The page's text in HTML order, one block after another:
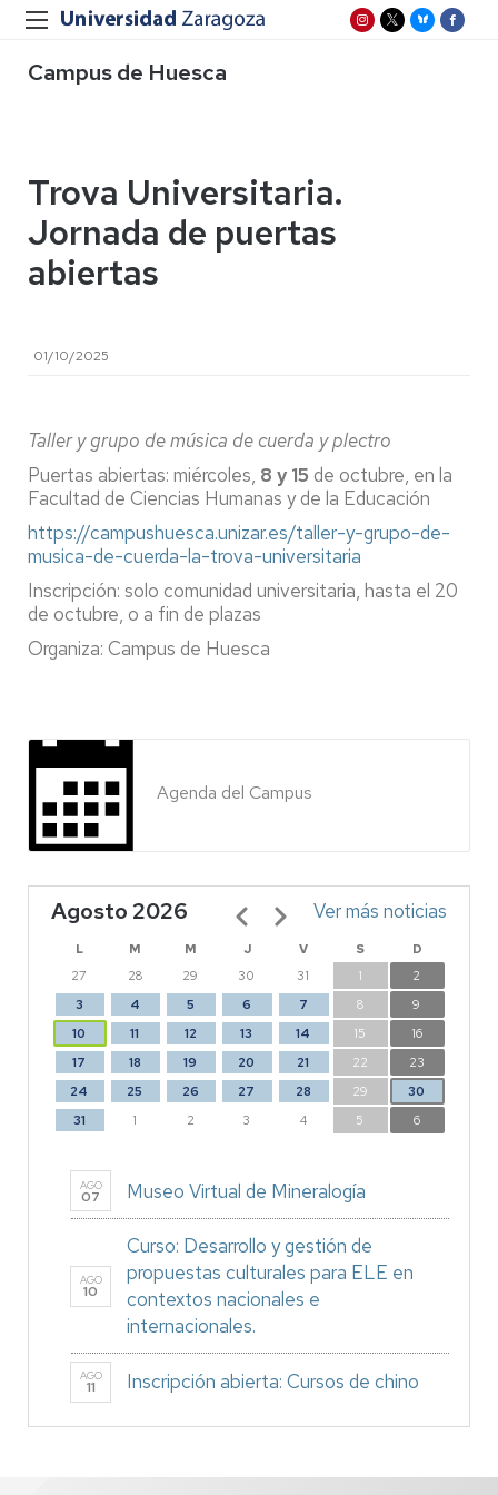
Campus de Huesca
Trova Universitaria.
Jornada de puertas
abiertas
01/10/2025
Taller y grupo de música de cuerda y plectro
Puertas abiertas: miércoles, 8 y 15 de octubre, en la
Facultad de Ciencias Humanas y de la Educación
https://campushuesca.unizar.es/taller-y-grupo-de-
musica-de-cuerda-la-trova-universitaria
Inscripción: solo comunidad universitaria, hasta el 20
de octubre, o a fin de plazas
Organiza: Campus de Huesca
Agenda del Campus
Agosto 2026
L M M J V S
D
27
28 29 30 31 1
2
3
4 5 6 7 8
9
10
11 12 13 14 15
16
17
18 19 20 21 22
23
24
25 26 27 28 29
30
31
1 2 3 4 5 6
Paginación Ver más noticias
AGO
07 Museo Virtual de Mineralogía
AGO
10
Curso: Desarrollo y gestión de
propuestas culturales para ELE en
contextos nacionales e
internacionales.
AGO
11 Inscripción abierta: Cursos de chino